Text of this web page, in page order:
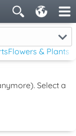
Flowers & Plants
Select a